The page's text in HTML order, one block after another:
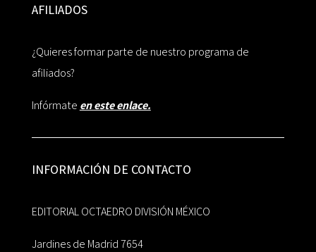
AFILIADOS
¿Quieres formar parte de nuestro programa de
afiliados?
Infórmate en este enlace.
INFORMACIÓN DE CONTACTO
EDITORIAL OCTAEDRO DIVISIÓN MÉXICO
Jardines de Madrid 7654